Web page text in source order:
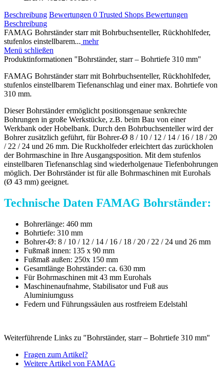
Beschreibung Bewertungen 0 Trusted Shops Bewertungen
Beschreibung
FAMAG Bohrständer starr mit Bohrbuchsenteller, Rückhohlfeder,
stufenlos einstellbarem... mehr
Menü schließen
Produktinformationen "Bohrständer, starr – Bohrtiefe 310 mm"
FAMAG Bohrständer starr mit Bohrbuchsenteller, Rückhohlfeder,
stufenlos einstellbarem Tiefenanschlag und einer max. Bohrtiefe von
310 mm.
Dieser Bohrständer ermöglicht positionsgenaue senkrechte
Bohrungen in große Werkstücke, z.B. beim Bau von einer
Werkbank oder Hobelbank. Durch den Bohrbuchsenteller wird der
Bohrer zusätzlich geführt, für Bohrer-Ø 8 / 10 / 12 / 14 / 16 / 18 / 20
/ 22 / 24 und 26 mm. Die Ruckholfeder erleichtert das zurückholen
der Bohrmaschine in Ihre Ausgangsposition. Mit dem stufenlos
einstellbaren Tiefenanschlag sind wiederholgenaue Tiefenbohrungen
möglich. Der Bohrständer ist für alle Bohrmaschinen mit Eurohals
(Ø 43 mm) geeignet.
Technische Daten FAMAG Bohrständer:
Bohrerlänge: 460 mm
Bohrtiefe: 310 mm
Bohrer-Ø: 8 / 10 / 12 / 14 / 16 / 18 / 20 / 22 / 24 und 26 mm
Fußmaß innen: 135 x 90 mm
Fußmaß außen: 250x 150 mm
Gesamtlänge Bohrständer: ca. 630 mm
Für Bohrmaschinen mit 43 mm Eurohals
Maschinenaufnahme, Stabilisator und Fuß aus
Aluminiumguss
Federn und Führungssäulen aus rostfreiem Edelstahl
Weiterführende Links zu "Bohrständer, starr – Bohrtiefe 310 mm"
Fragen zum Artikel?
Weitere Artikel von FAMAG